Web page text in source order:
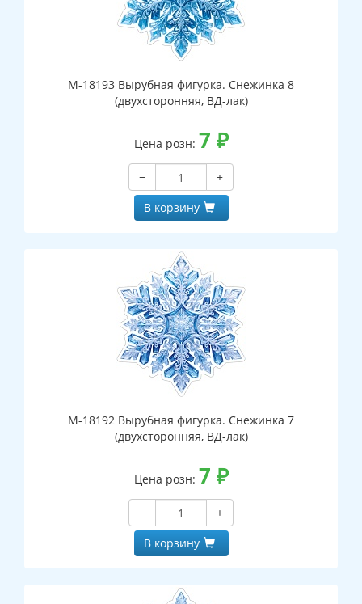
М-18193 Вырубная фигурка. Снежинка 8
(двухсторонняя, ВД-лак)
Цена розн: 7 ₽
−
+
В корзину
М-18192 Вырубная фигурка. Снежинка 7
(двухсторонняя, ВД-лак)
Цена розн: 7 ₽
−
+
В корзину